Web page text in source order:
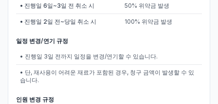
• 진행일 6일~3일 전 취소 시 50% 위약금 발생
• 진행일 2일 전~당일 취소 시 100% 위약금 발생
일정 변경/연기 규정
• 진행일 3일 전까지 일정을 변경/연기할 수 있습니다.
• 단, 재사용이 어려운 재료가 포함된 경우, 청구 금액이 발생할 수 있
습니다.
인원 변경 규정